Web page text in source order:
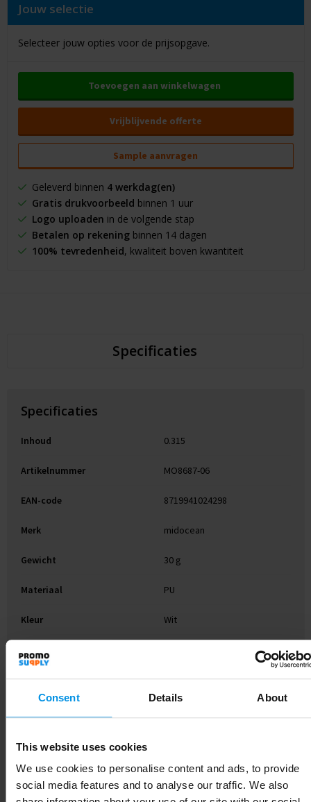
Consent Details About
This website uses cookies
We use cookies to personalise content and ads, to provide
social media features and to analyse our traffic. We also
Jouw selectie
Selecteer jouw opties voor de prijsopgave.
Toevoegen aan winkelwagen
Vrijblijvende offerte
Sample aanvragen
Geleverd binnen 4 werkdag(en)
Gratis drukvoorbeeld binnen 1 uur
Logo uploaden in de volgende stap
Betalen op rekeningbinnen 14 dagen
100% tevredenheid, kwaliteit boven kwantiteit
Specificaties
Specificaties
Inhoud 0.315
Artikelnummer MO8687-06
EAN-code 8719941024298
Merk midocean
Gewicht 30 g
Materiaal PU
Kleur Wit
Hoogte 9.5 cm